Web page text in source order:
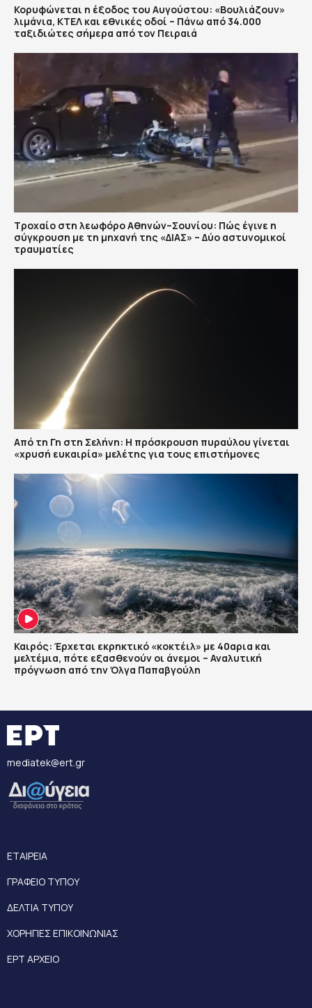
Κορυφώνεται η έξοδος του Αυγούστου: «Βουλιάζουν»
λιμάνια, ΚΤΕΛ και εθνικές οδοί – Πάνω από 34.000
ταξιδιώτες σήμερα από τον Πειραιά
Τροχαίο στη λεωφόρο Αθηνών–Σουνίου: Πώς έγινε η
σύγκρουση με τη μηχανή της «ΔΙΑΣ» – Δύο αστυνομικοί
τραυματίες
Από τη Γη στη Σελήνη: Η πρόσκρουση πυραύλου γίνεται
«χρυσή ευκαιρία» μελέτης για τους επιστήμονες
Καιρός: Έρχεται εκρηκτικό «κοκτέιλ» με 40αρια και
μελτέμια, πότε εξασθενούν οι άνεμοι – Αναλυτική
πρόγνωση από την Όλγα Παπαβγούλη
mediatek@ert.gr
ΕΤΑΙΡΕΙΑ
ΓΡΑΦΕΙΟ ΤΥΠΟΥ
ΔΕΛΤΙΑ ΤΥΠΟΥ
ΧΟΡΗΓΙΕΣ ΕΠΙΚΟΙΝΩΝΙΑΣ
ΕΡΤ ΑΡΧΕΙΟ